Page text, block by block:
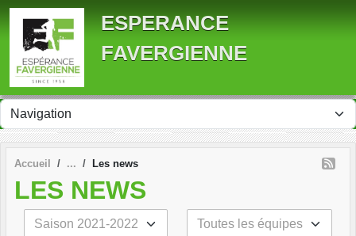
ESPERANCE
FAVERGIENNE
Accueil Les news
LES NEWS
Panneau de gestion des cookies